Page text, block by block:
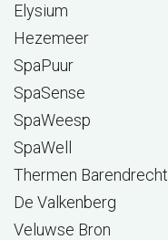
Elysium
Hezemeer
SpaPuur
SpaSense
SpaWeesp
SpaWell
Thermen Barendrecht
De Valkenberg
Veluwse Bron